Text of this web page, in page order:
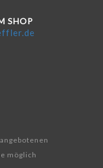
SHOP
möglich